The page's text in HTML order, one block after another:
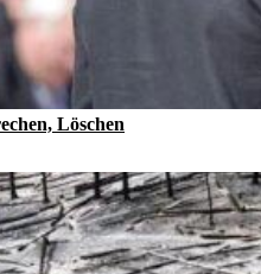
Löschen